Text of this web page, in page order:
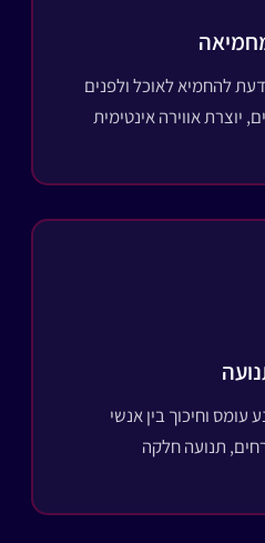
להחמיא לאוכל ולפנים
יוצרת אווירה אינטימית
עומס וחיכוך בין אנשי
תנועה חלקה